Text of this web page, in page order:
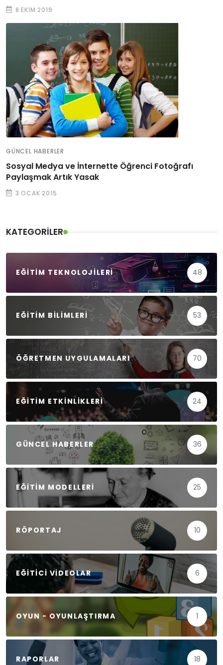
8 EKIM 2019
GÜNCEL HABERLER
Sosyal Medya ve İnternette Öğrenci Fotoğrafı
Paylaşmak Artık Yasak
3 OCAK 2015
KATEGORILER
EĞITIM TEKNOLOJILERI 48
EĞITIM BILIMLERI 53
ÖĞRETMEN UYGULAMALARI 70
EĞITIM ETKINLIKLERI 24
GÜNCEL HABERLER 36
EĞITIM MODELLERI 25
RÖPORTAJ 10
EĞITICI VIDEOLAR 6
OYUN - OYUNLAŞTIRMA 1
RAPORLAR 18